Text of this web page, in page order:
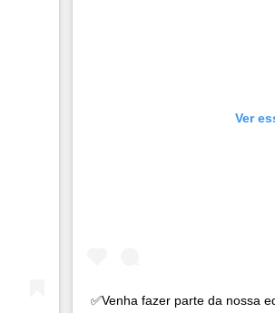
Ver
✅Venha fazer parte da nossa